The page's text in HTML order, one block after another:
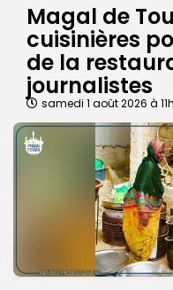
Magal de
cuisinières
de la
journalistes
samedi 1 août 2026 à